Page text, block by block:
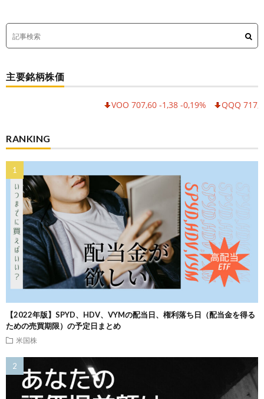
主要銘柄株価
VOO 707,60 -1,38 -0,19% QQQ 717,30 -
RANKING
【2022年版】SPYD、HDV、VYMの配当日、権利落ち日（配当金を得る
ための売買期限）の予定日まとめ
米国株